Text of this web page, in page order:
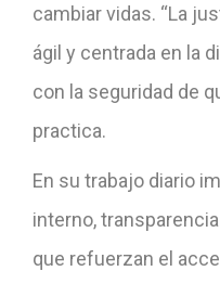
cambiar vidas. “La
ágil y centrada en la
con la seguridad de
practica.
En su trabajo diario
interno,
que refuerzan el